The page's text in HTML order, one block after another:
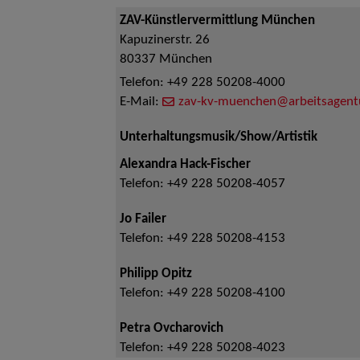
ZAV-Künstlervermittlung München
Kapuzinerstr. 26
80337 München
Telefon: +49 228 50208-4000
E-Mail:
zav-kv-
Unterhaltungsmusik/Show/Artistik
Alexandra Hack-Fischer
Telefon: +49 228 50208-4057
Jo Failer
Telefon: +49 228 50208-4153
Philipp Opitz
Telefon: +49 228 50208-4100
Petra Ovcharovich
Telefon: +49 228 50208-4023